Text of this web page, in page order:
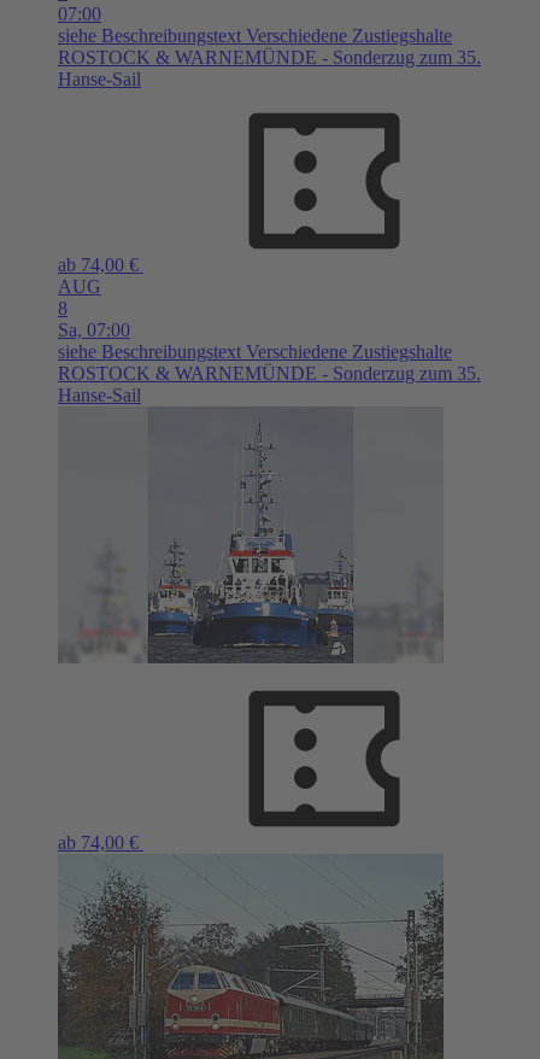
07:00
siehe Beschreibungstext Verschiedene Zustiegshalte
ROSTOCK & WARNEMÜNDE - Sonderzug zum 35.
Hanse-Sail
ab 74,00 €
AUG
8
Sa, 07:00
siehe Beschreibungstext Verschiedene Zustiegshalte
ROSTOCK & WARNEMÜNDE - Sonderzug zum 35.
Hanse-Sail
ab 74,00 €